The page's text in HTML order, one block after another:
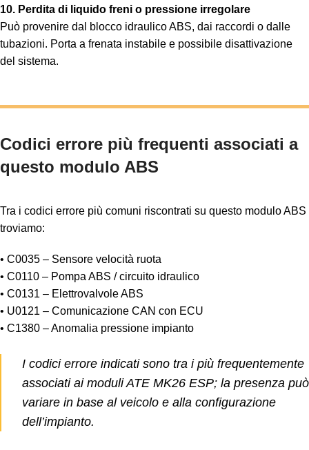
10. Perdita di liquido freni o pressione irregolare
Può provenire dal blocco idraulico ABS, dai raccordi o dalle
tubazioni. Porta a frenata instabile e possibile disattivazione
del sistema.
Codici errore più frequenti associati a
questo modulo ABS
Tra i codici errore più comuni riscontrati su questo modulo ABS
troviamo:
• C0035 – Sensore velocità ruota
• C0110 – Pompa ABS / circuito idraulico
• C0131 – Elettrovalvole ABS
• U0121 – Comunicazione CAN con ECU
• C1380 – Anomalia pressione impianto
I codici errore indicati sono tra i più frequentemente
associati ai moduli ATE MK26 ESP; la presenza può
variare in base al veicolo e alla configurazione
dell’impianto.